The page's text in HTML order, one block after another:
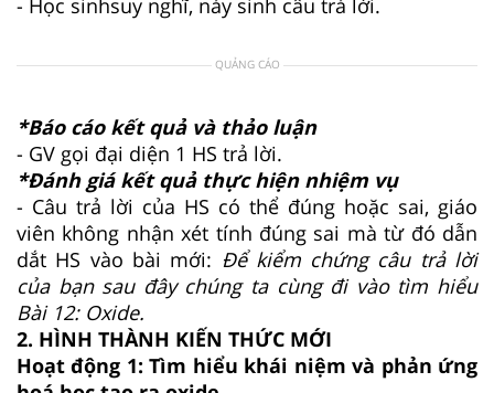
QUẢNG CÁO
*Báo cáo kết quả và thảo luận
- GV gọi đại diện 1 HS trả lời.
*Đánh giá kết quả thực hiện nhiệm vụ
- Câu trả lời của HS có thể đúng hoặc sai, giáo
viên không nhận xét tính đúng sai mà từ đó dẫn
dắt HS vào bài mới: Để kiểm chứng câu trả lời
của bạn sau đây chúng ta cùng đi vào tìm hiểu
Bài 12: Oxide.
2. HÌNH THÀNH KIẾN THỨC MỚI
Hoạt động 1: Tìm hiểu khái niệm và phản ứng